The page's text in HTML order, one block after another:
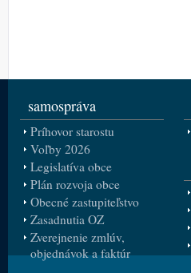
samospráva
Príhovor starostu
Voľby 2026
Legislatíva obce
Plán rozvoja obce
Obecné zastupiteľstvo
Zasadnutia OZ
Zverejnenie zmlúv,
objednávok a faktúr